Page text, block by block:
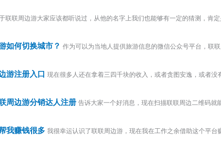
联联周边游大家应该都听说过，从他的名字上我们也能够有一定的猜测，肯
如何切换城市？ 作为可以为当地人提供旅游信息的微信公众号平台，联
游注册入口 现在很多人还在拿着三四千块的收入，或者贪图安逸，或者没
周边游分销达人注册 告诉大家一个好消息，现在扫描联联周边二维码就
我赚钱很多 我很幸运认识了联联周边游，现在我在工作之余借助这个平